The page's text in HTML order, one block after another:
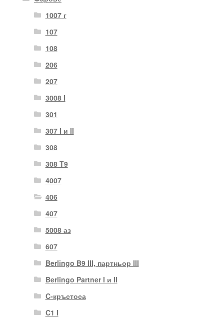
1007 г
107
108
206
207
3008 I
301
307 I и II
308
308 T9
4007
406
407
5008 аз
607
Berlingo B9 III, партньор III
Berlingo Partner I и II
C-кръстоса
C1 I